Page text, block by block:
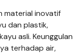
material inovatif
dan plastik,
asli. Keunggulan
terhadap air,